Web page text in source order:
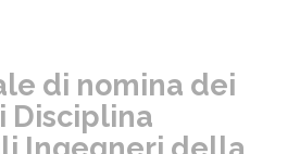
di nomina dei
Disciplina